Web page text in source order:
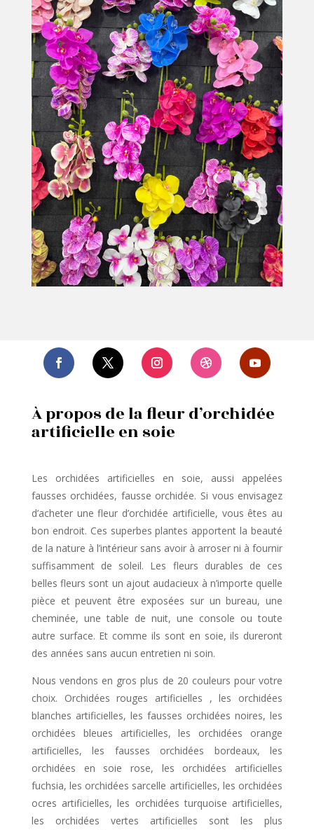
À propos de la fleur d’orchidée
artificielle en soie
Les orchidées artificielles en soie, aussi appelées
fausses orchidées, fausse orchidée. Si vous envisagez
d’acheter une fleur d’orchidée artificielle, vous êtes au
bon endroit. Ces superbes plantes apportent la beauté
de la nature à l’intérieur sans avoir à arroser ni à fournir
suffisamment de soleil. Les fleurs durables de ces
belles fleurs sont un ajout audacieux à n’importe quelle
pièce et peuvent être exposées sur un bureau, une
cheminée, une table de nuit, une console ou toute
autre surface. Et comme ils sont en soie, ils dureront
des années sans aucun entretien ni soin.
Nous vendons en gros plus de 20 couleurs pour votre
choix. Orchidées rouges artificielles , les orchidées
blanches artificielles, les fausses orchidées noires, les
orchidées bleues artificielles, les orchidées orange
artificielles, les fausses orchidées bordeaux, les
orchidées en soie rose, les orchidées artificielles
fuchsia, les orchidées sarcelle artificielles, les orchidées
ocres artificielles, les orchidées turquoise artificielles,
les orchidées vertes artificielles sont les plus